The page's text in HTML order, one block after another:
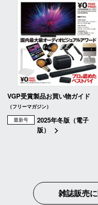
VGP受賞製品お買い物ガイド
（フリーマガジン）
最新号
2025年冬版（電子
版）
雑誌販売